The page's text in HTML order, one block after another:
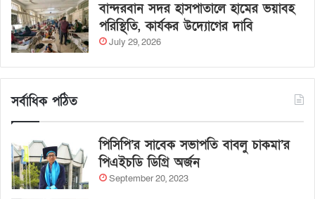
বান্দরবান সদর হাসপাতালে হামের ভয়াবহ
পরিস্থিতি, কার্যকর উদ্যোগের দাবি
July 29, 2026
সর্বাধিক পঠিত
পিসিপি’র সাবেক সভাপতি বাবলু চাকমা’র
পিএইচডি ডিগ্রি অর্জন
September 20, 2023